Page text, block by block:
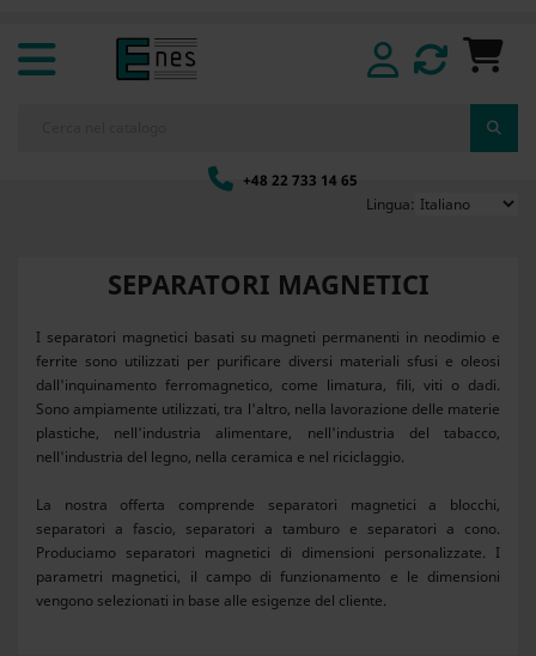
+48 22 733 14 65
Lingua:
SEPARATORI MAGNETICI
I separatori magnetici basati su magneti permanenti in neodimio e
ferrite sono utilizzati per purificare diversi materiali sfusi e oleosi
dall'inquinamento ferromagnetico, come limatura, fili, viti o dadi.
Sono ampiamente utilizzati, tra l'altro, nella lavorazione delle materie
plastiche, nell'industria alimentare, nell'industria del tabacco,
nell'industria del legno, nella ceramica e nel riciclaggio.
La nostra offerta comprende separatori magnetici a blocchi,
separatori a fascio, separatori a tamburo e separatori a cono.
Produciamo separatori magnetici di dimensioni personalizzate. I
parametri magnetici, il campo di funzionamento e le dimensioni
vengono selezionati in base alle esigenze del cliente.